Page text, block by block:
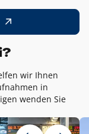
wir Ihnen
in
wenden Sie